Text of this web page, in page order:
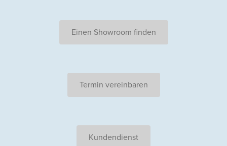
Einen Showroom finden
Termin vereinbaren
Kundendienst